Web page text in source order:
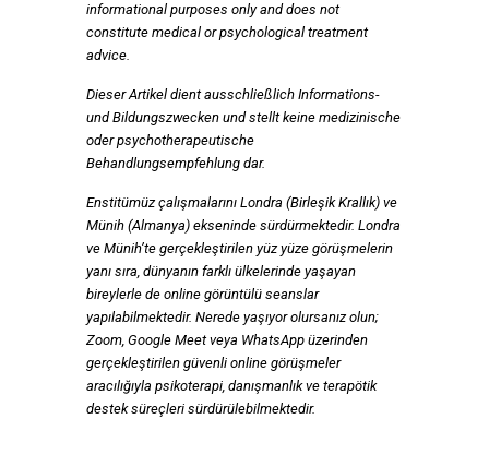
informational purposes only and does not
constitute medical or psychological treatment
advice.
Dieser Artikel dient ausschließlich Informations-
und Bildungszwecken und stellt keine medizinische
oder psychotherapeutische
Behandlungsempfehlung dar.
Enstitümüz çalışmalarını Londra (Birleşik Krallık) ve
Münih (Almanya) ekseninde sürdürmektedir. Londra
ve Münih’te gerçekleştirilen yüz yüze görüşmelerin
yanı sıra, dünyanın farklı ülkelerinde yaşayan
bireylerle de online görüntülü seanslar
yapılabilmektedir. Nerede yaşıyor olursanız olun;
Zoom, Google Meet veya WhatsApp üzerinden
gerçekleştirilen güvenli online görüşmeler
aracılığıyla psikoterapi, danışmanlık ve terapötik
destek süreçleri sürdürülebilmektedir.